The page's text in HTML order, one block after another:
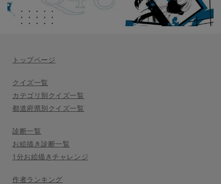
トップページ
クイズ一覧
カテゴリ別クイズ一覧
都道府県別クイズ一覧
診断一覧
お絵描き診断一覧
1分お絵描きチャレンジ
作者ランキング